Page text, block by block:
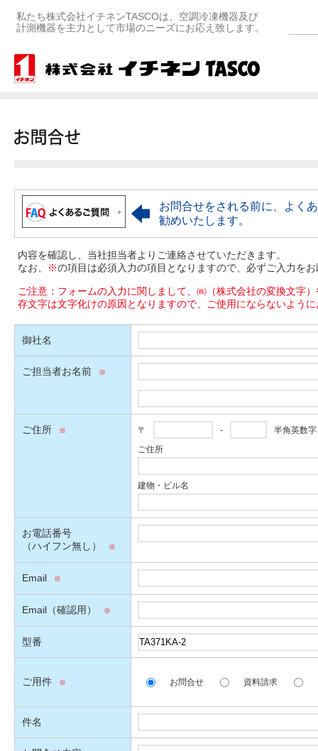
私たち株式会社イチネンTASCOは、空調冷凍機器及び
計測機器を主力として市場のニーズにお応え致します。
お問合せをされる前に、よく
勧めいたします。
内容を確認し、当社担当者よりご連絡させていただきます。
なお、
※の項目は必須入力の項目となりますので、必ずご入力を
ご注意：フォームの入力に関しまして、㈱（株式会社の変換文字
存文字は文字化けの原因となりますので、ご使用にならないよう
御社名
ご担当者お名前
ご住所 〒 -
半角英数字
ご住所
建物・ビル名
お電話番号
（ハイフン無し）
Email
Email（確認用）
型番
ご用件 お問合せ 資料請求
件名